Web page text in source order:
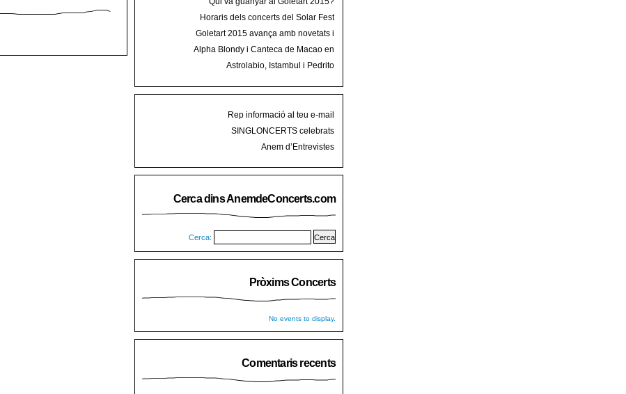
Horaris dels concerts del Solar Fest
2015 a Mallorca
Goletart 2015 avança amb novetats i
encetarà la LI Festa des Vermar amb art
Alpha Blondy i Canteca de Macao en
concert al Mallorca Roots Festival
Astrolabio, Istambul i Pedrito
Rep informació al teu e-mail
SINGLONCERTS celebrats
Anem d’Entrevistes
Cerca dins AnemdeConcerts.com
Cerca:
Pròxims Concerts
No events to display.
Comentaris recents